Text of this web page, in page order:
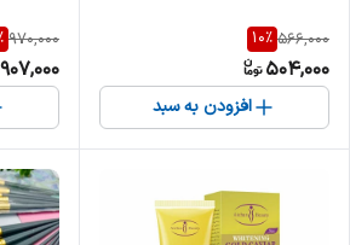
566,000
10%
504,000
افزودن به سبد
970,000
907,000